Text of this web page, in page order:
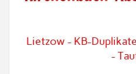
Lietzow - KB-
-